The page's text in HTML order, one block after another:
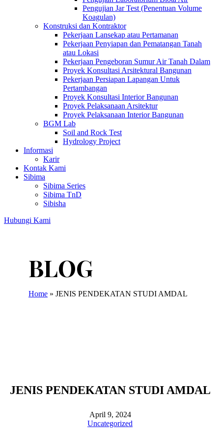
Pengujian Jar Test (Penentuan Volume
Koagulan)
Konstruksi dan Kontraktor
Pekerjaan Lansekap atau Pertamanan
Pekerjaan Penyiapan dan Pematangan Tanah
atau Lokasi
Pekerjaan Pengeboran Sumur Air Tanah Dalam
Proyek Konsultasi Arsitektural Bangunan
Pekerjaan Persiapan Lapangan Untuk
Pertambangan
Proyek Konsultasi Interior Bangunan
Proyek Pelaksanaan Arsitektur
Proyek Pelaksanaan Interior Bangunan
BGM Lab
Soil and Rock Test
Hydrology Project
Informasi
Karir
Kontak Kami
Sibima
Sibima Series
Sibima TnD
Sibisha
Hubungi Kami
Home » JENIS PENDEKATAN STUDI AMDAL
JENIS PENDEKATAN STUDI AMDAL
April 9, 2024
Uncategorized